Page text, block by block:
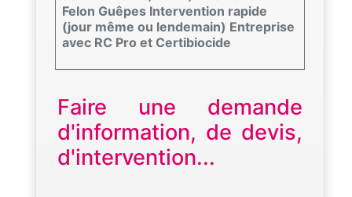
Felon Guêpes Intervention rapide
(jour même ou lendemain) Entreprise
avec RC Pro et Certibiocide
Faire une demande
d'information, de devis,
d'intervention...